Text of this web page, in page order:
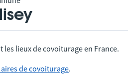
les lieux de covoiturage en France.
de covoiturage.